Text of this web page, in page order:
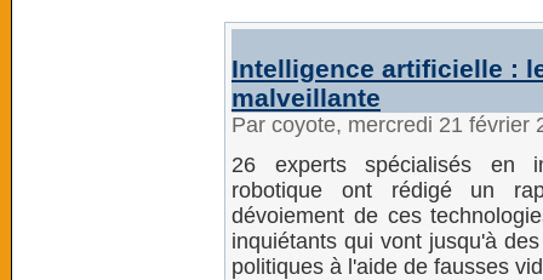
Intelligence artificielle :
malveillante
Par coyote, mercredi 21 février
26 experts spécialisés en
robotique ont rédigé un
dévoiement de ces
inquiétants qui vont jusqu'à
politiques à l'aide de fausses